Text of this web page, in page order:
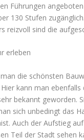
Führungen
130 Stufen
reizvoll sind die
erleben
die schönsten
kann man
bekannt geworden.
sich unbedingt das
Auch der Aufstieg
Teil der Stadt sehen